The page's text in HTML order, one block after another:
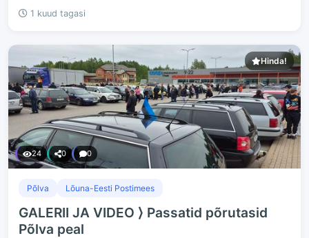
1 kuud tagasi
Hinda!
24 0 0
Põlva Lõuna-Eesti Postimees
GALERII JA VIDEO ⟩ Passatid põrutasid
Põlva peal